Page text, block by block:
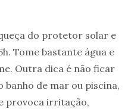
do protetor solar e
Tome bastante água e
Outra dica é não ficar
banho de mar ou piscina,
provoca irritação,